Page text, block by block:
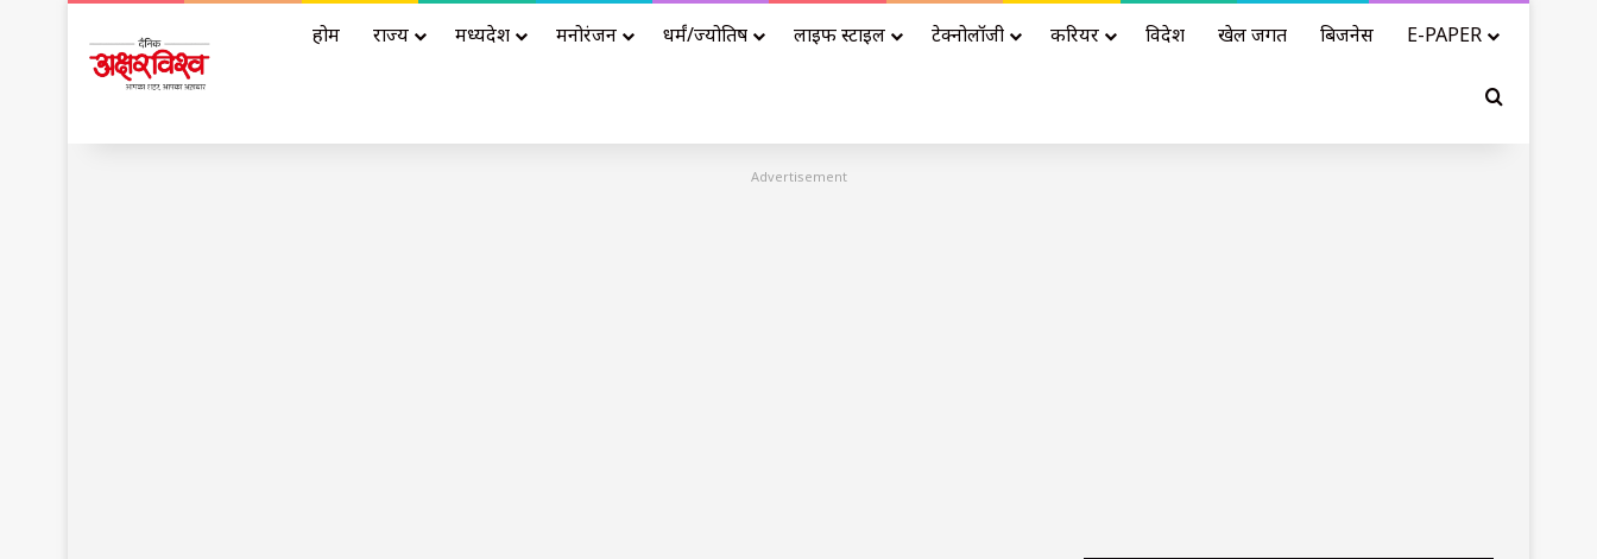
होम राज्य मध्यप्रदेश मनोरंजन धर्मं/ज्योतिष लाइफ स्टाइल टेक्नोलॉजी करियर विदेश खेल जगत बिजनेस E-PAPER
Search for
Advertisement